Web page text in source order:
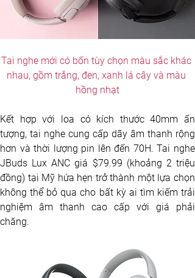
Tai nghe mới có bốn tùy chọn màu sắc khác
nhau, gồm trắng, đen, xanh lá cây và màu
hồng nhạt
Kết hợp với loa có kích thước 40mm ấn
tượng, tai nghe cung cấp dãy âm thanh rộng
hơn và thời lượng pin lên đến 70H. Tai nghe
JBuds Lux ANC giá $79.99 (khoảng 2 triệu
đồng) tại Mỹ hứa hẹn trở thành một lựa chọn
không thể bỏ qua cho bất kỳ ai tìm kiếm trải
nghiệm âm thanh cao cấp với giá phải
chăng.